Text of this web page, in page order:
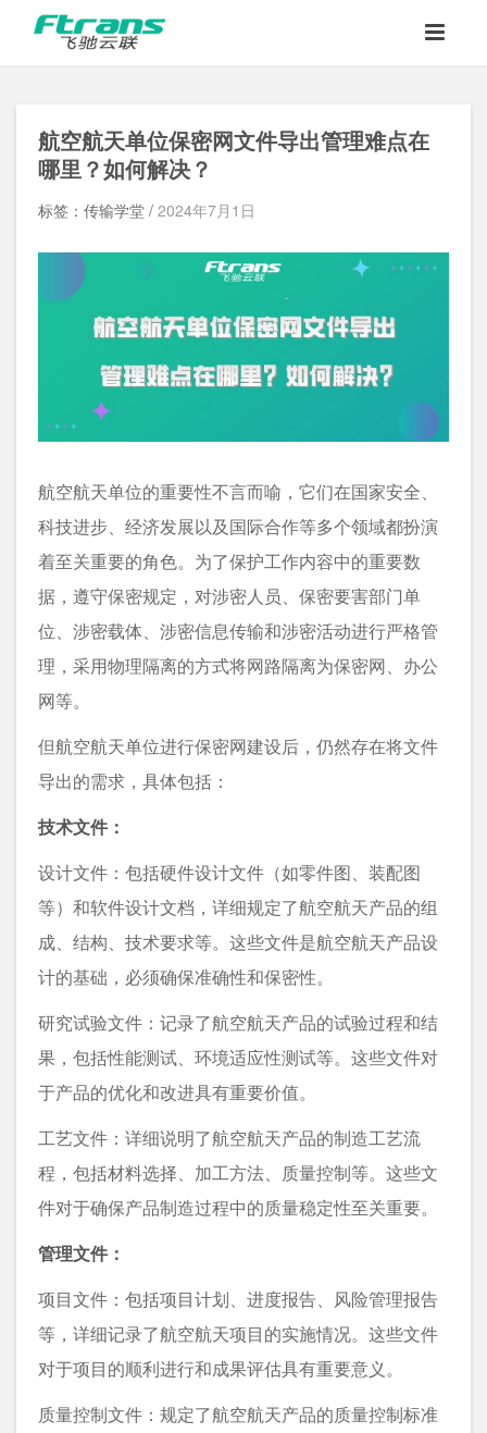
航空航天单位保密网文件导出管理难点在
哪里？如何解决？
标签：传输学堂 / 2024年7月1日
航空航天单位的重要性不言而喻，它们在国家安全、
科技进步、经济发展以及国际合作等多个领域都扮演
着至关重要的角色。为了保护工作内容中的重要数
据，遵守保密规定，对涉密人员、保密要害部门单
位、涉密载体、涉密信息传输和涉密活动进行严格管
理，采用物理隔离的方式将网路隔离为保密网、办公
网等。
但航空航天单位进行保密网建设后，仍然存在将文件
导出的需求，具体包括：
技术文件：
设计文件：包括硬件设计文件（如零件图、装配图
等）和软件设计文档，详细规定了航空航天产品的组
成、结构、技术要求等。这些文件是航空航天产品设
计的基础，必须确保准确性和保密性。
研究试验文件：记录了航空航天产品的试验过程和结
果，包括性能测试、环境适应性测试等。这些文件对
于产品的优化和改进具有重要价值。
工艺文件：详细说明了航空航天产品的制造工艺流
程，包括材料选择、加工方法、质量控制等。这些文
件对于确保产品制造过程中的质量稳定性至关重要。
管理文件：
项目文件：包括项目计划、进度报告、风险管理报告
等，详细记录了航空航天项目的实施情况。这些文件
对于项目的顺利进行和成果评估具有重要意义。
质量控制文件：规定了航空航天产品的质量控制标准